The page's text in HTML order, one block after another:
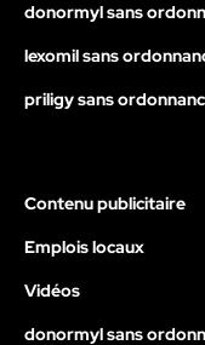
donormyl sans
lexomil sans
priligy sans
Contenu publicitaire
Emplois locaux
Vidéos
donormyl sans